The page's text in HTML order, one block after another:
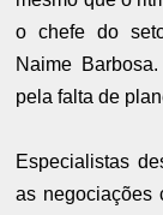
o chefe do
Naime
pela falta de
Especialistas
as negociações